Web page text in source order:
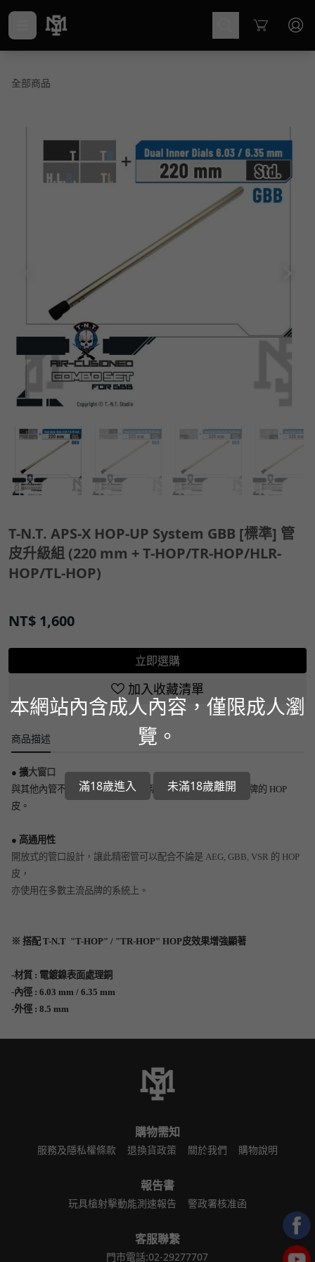
Cart
全部商品
T-N.T. APS-X HOP-UP System GBB [標準] 管
皮升級組 (220 mm + T-HOP/TR-HOP/HLR-
HOP/TL-HOP)
NT$ 1,600
立即選購
加入收藏清單
商品描述
● 擴大窗口
與其他內管不同，加大的窗口讓此精密管足以適應各種各品牌的 HOP
皮。
● 高通用性
開放式的管口設計，讓此精密管可以配合不論是 AEG, GBB, VSR 的 HOP
皮，
亦使用在多數主流品牌的系統上。
※ 搭配 T-N.T "T-HOP" / "TR-HOP" HOP皮效果增強顯著
-材質 : 電鍍鎳表面處理銅
-內徑 : 6.03 mm / 6.35 mm
-外徑 : 8.5 mm
購物需知
服務及隱私權條款 退換貨政策 關於我們 購物說明
報告書
玩具槍射擊動能測速報告 警政署核准函
客服聯繫
門市電話:02-29277707
本網站內含成人內容，僅限成人瀏
覽。
滿18歲進入 未滿18歲離開